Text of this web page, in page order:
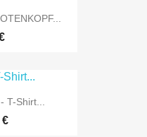
T-Shirt...
€